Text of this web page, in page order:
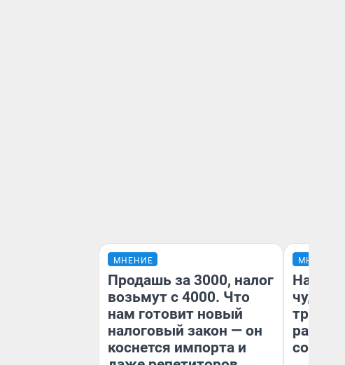
МНЕНИЕ
Продашь за 3000, налог
возьмут с 4000. Что
нам готовит новый
налоговый закон — он
коснется импорта и
МНЕНИЕ
чудом